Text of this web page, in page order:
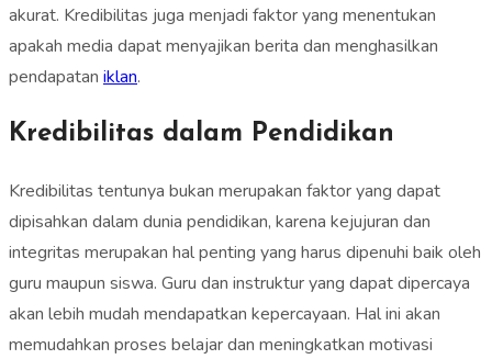
akurat. Kredibilitas juga menjadi faktor yang menentukan
apakah media dapat menyajikan berita dan menghasilkan
pendapatan iklan.
Kredibilitas dalam Pendidikan
Kredibilitas tentunya bukan merupakan faktor yang dapat
dipisahkan dalam dunia pendidikan, karena kejujuran dan
integritas merupakan hal penting yang harus dipenuhi baik oleh
guru maupun siswa. Guru dan instruktur yang dapat dipercaya
akan lebih mudah mendapatkan kepercayaan. Hal ini akan
memudahkan proses belajar dan meningkatkan motivasi